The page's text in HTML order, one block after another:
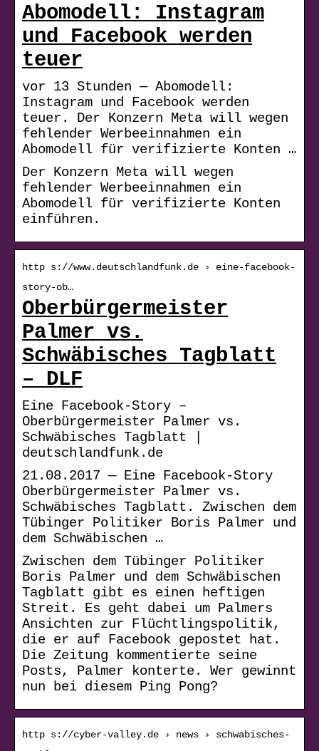
Abomodell: Instagram
und Facebook werden
teuer
vor 13 Stunden — Abomodell:
Instagram und Facebook werden
teuer. Der Konzern Meta will wegen
fehlender Werbeeinnahmen ein
Abomodell für verifizierte Konten …
Der Konzern Meta will wegen
fehlender Werbeeinnahmen ein
Abomodell für verifizierte Konten
einführen.
http s://www.deutschlandfunk.de › eine-facebook-
story-ob…
Oberbürgermeister
Palmer vs.
Schwäbisches Tagblatt
– DLF
Eine Facebook-Story –
Oberbürgermeister Palmer vs.
Schwäbisches Tagblatt |
deutschlandfunk.de
21.08.2017 — Eine Facebook-Story
Oberbürgermeister Palmer vs.
Schwäbisches Tagblatt. Zwischen dem
Tübinger Politiker Boris Palmer und
dem Schwäbischen …
Zwischen dem Tübinger Politiker
Boris Palmer und dem Schwäbischen
Tagblatt gibt es einen heftigen
Streit. Es geht dabei um Palmers
Ansichten zur Flüchtlingspolitik,
die er auf Facebook gepostet hat.
Die Zeitung kommentierte seine
Posts, Palmer konterte. Wer gewinnt
nun bei diesem Ping Pong?
http s://cyber-valley.de › news › schwabisches-